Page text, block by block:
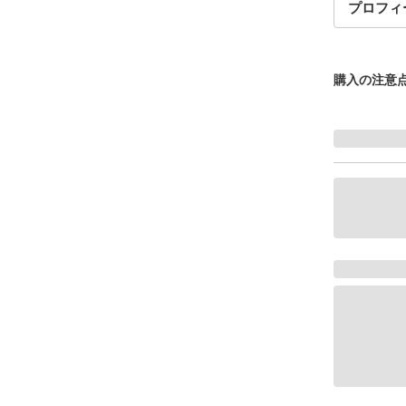
プロフ
購入の注意